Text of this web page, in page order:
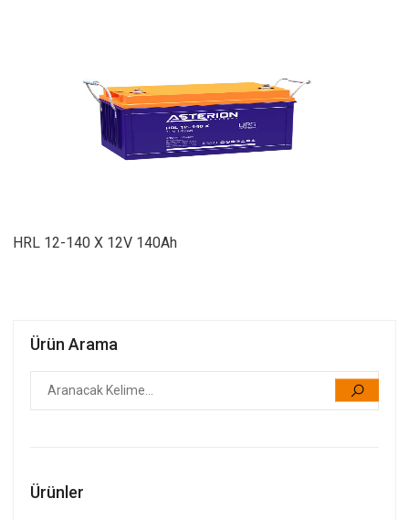
HRL 12-140 X 12V 140Ah
Ürün Arama
Ürünler